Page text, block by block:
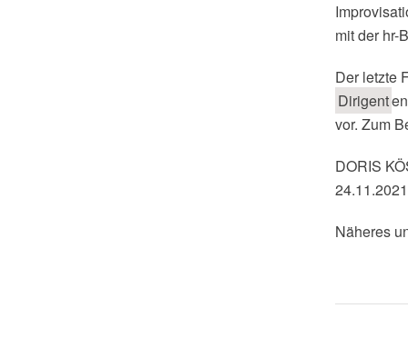
mit der hr-
Der letzte
Dirigent
vor. Zum
DORIS
24.11.2021
Näheres